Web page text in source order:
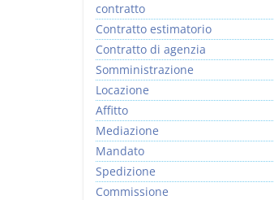
contratto
Contratto estimatorio
Contratto di agenzia
Somministrazione
Locazione
Affitto
Mediazione
Mandato
Spedizione
Commissione